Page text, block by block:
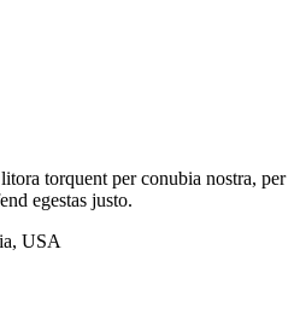
torquent per conubia nostra, per
egestas justo.
USA